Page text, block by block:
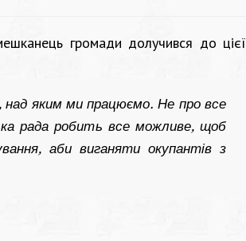
громади долучився до цієї
над яким ми працюємо. Не про все
рада робить все можливе, щоб
аби виганяти окупантів з